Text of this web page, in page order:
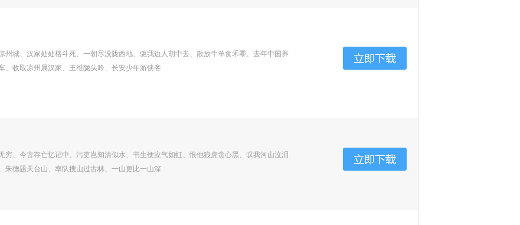
州城、汉家处处格斗死、一朝尽没陇西地、驱我边人胡中去、散放牛羊食禾黍、去年中国养
、收取凉州属汉家、王维陇头吟、长安少年游侠客
穷、今古存亡忆记中、污吏岂知清似水、书生便应气如虹、恨他狼虎贪心黑、叹我河山泣泪
朱德题天台山、率队搜山过古林、一山更比一山深